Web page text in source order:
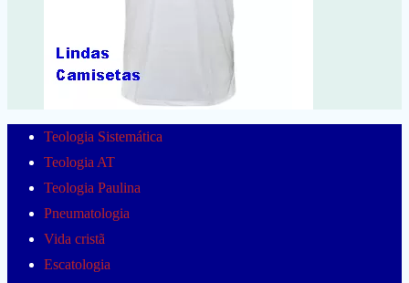
Teologia Sistemática
Teologia AT
Teologia Paulina
Pneumatologia
Vida cristã
Escatologia